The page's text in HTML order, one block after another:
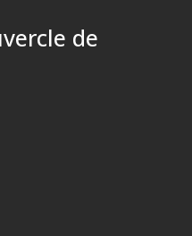
de